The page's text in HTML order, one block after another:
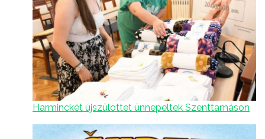
Harminckét újszülöttet ünnepeltek Szenttamáson